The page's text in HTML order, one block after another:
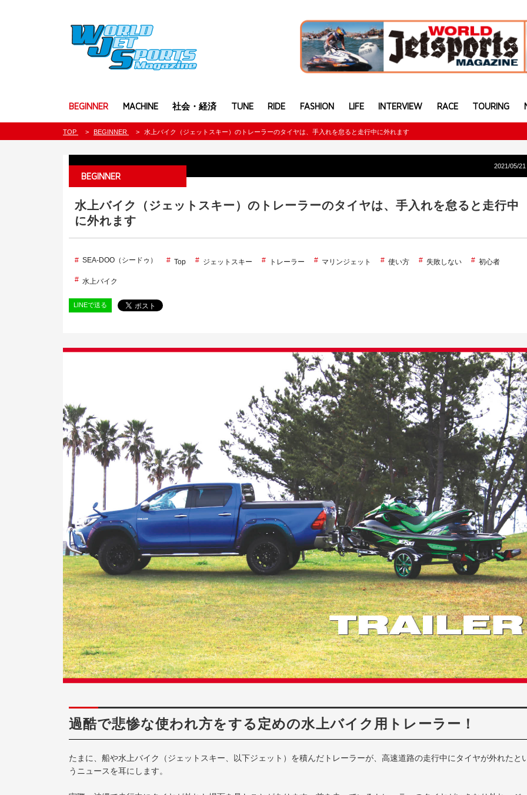
BEGINNER MACHINE 社会・経済 TUNE RIDE FASHION LIFE INTERVIEW RACE TOURING
TOP BEGINNER 水上バイク（ジェットスキー）のトレーラーのタイヤは、手入れを怠ると走行中に外れます
2021/05/21
BEGINNER
水上バイク（ジェットスキー）のトレーラーのタイヤは、手入れを怠ると走行中
に外れます
SEA-DOO（シードゥ） Top ジェットスキー トレーラー マリンジェット 使い方 失敗しない 初心者
水上バイク
LINEで送る
過酷で悲惨な使われ方をする定めの水上バイク用トレーラー！
たまに、船や水上バイク（ジェットスキー、以下ジェット）を積んだトレーラーが、高速道路の走行中にタイヤが外れたと
うニュースを耳にします。